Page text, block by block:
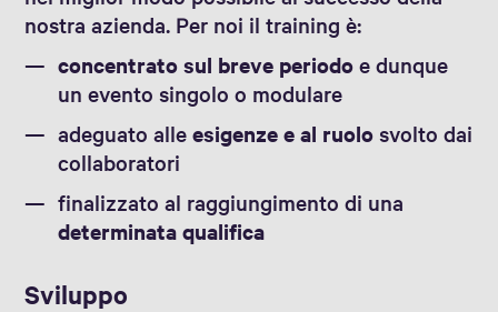
nostra azienda. Per noi il training è:
concentrato sul breve periodoe dunque
un evento singolo o modulare
adeguato alleesigenze e al ruolosvolto dai
collaboratori
finalizzato al raggiungimento di una
determinata qualifica
Sviluppo